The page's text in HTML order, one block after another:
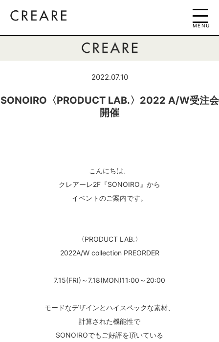
MENU
2022.07.10
SONOIRO〈PRODUCT LAB.〉2022 A/W受注会
開催
こんにちは、
クレアーレ2F『SONOIRO』から
イベントのご案内です。
〈PRODUCT LAB.〉
2022A/W collection PREORDER
7.15(FRI)～7.18(MON)11:00～20:00
モードなデザインとハイスペックな素材、
計算された機能性で
SONOIROでもご好評を頂いている